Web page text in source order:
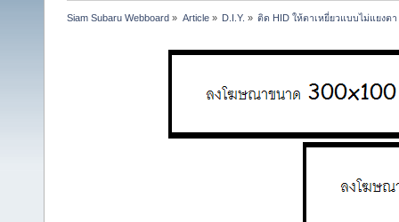
Siam Subaru Webboard » Article» D.I.Y. » ติด HID ให้ตาเหยี่ยวแบบไม่แยงตา